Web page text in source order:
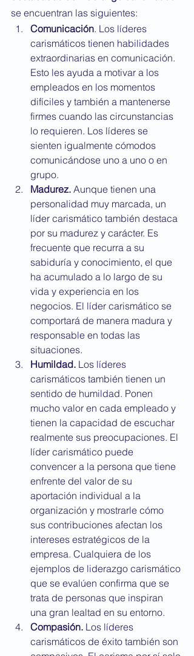
se encuentran las siguientes:
Comunicación. Los líderes
carismáticos tienen habilidades
extraordinarias en comunicación.
Esto les ayuda a motivar a los
empleados en los momentos
difíciles y también a mantenerse
firmes cuando las circunstancias
lo requieren. Los líderes se
sienten igualmente cómodos
comunicándose uno a uno o en
grupo.
Madurez. Aunque tienen una
personalidad muy marcada, un
líder carismático también destaca
por su madurez y carácter. Es
frecuente que recurra a su
sabiduría y conocimiento, el que
ha acumulado a lo largo de su
vida y experiencia en los
negocios. El líder carismático se
comportará de manera madura y
responsable en todas las
situaciones.
Humildad. Los líderes
carismáticos también tienen un
sentido de humildad. Ponen
mucho valor en cada empleado y
tienen la capacidad de escuchar
realmente sus preocupaciones. El
líder carismático puede
convencer a la persona que tiene
enfrente del valor de su
aportación individual a la
organización y mostrarle cómo
sus contribuciones afectan los
intereses estratégicos de la
empresa. Cualquiera de los
ejemplos de liderazgo carismático
que se evalúen confirma que se
trata de personas que inspiran
una gran lealtad en su entorno.
Compasión. Los líderes
carismáticos de éxito también son